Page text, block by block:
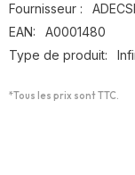
Fournisseur :
EAN:
A0001480
Type de produit:
*Tous les prix sont TTC.